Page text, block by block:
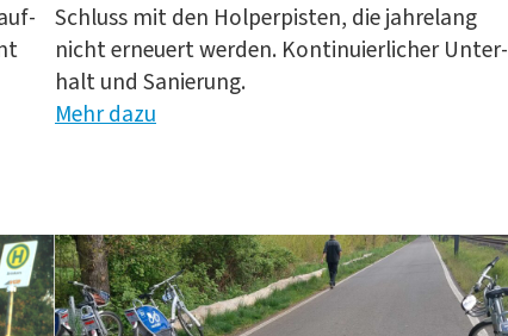
Schluss mit den Hol­per­pis­ten, die jah­re­lang
nicht erneu­ert wer­den. Kon­ti­nu­ier­li­cher Unter­
halt und Sanie­rung.
Mehr dazu